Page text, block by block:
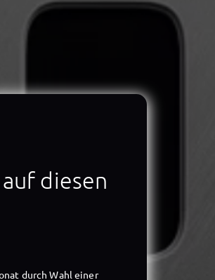
diesen
durch Wahl einer